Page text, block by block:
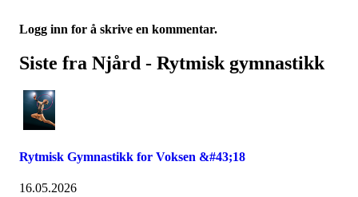
Logg inn for å skrive en kommentar.
Siste fra Njård - Rytmisk gymnastikk
Rytmisk Gymnastikk for Voksen &#43;18
16.05.2026